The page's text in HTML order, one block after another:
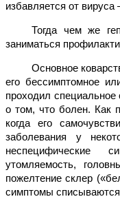
избавляется от
Тогда чем же
заниматься
Основное
его бессимптомное
проходил
о том, что болен. Как
когда его
заболевания у
неспецифические
утомляемость,
пожелтение склер
симптомы списываются